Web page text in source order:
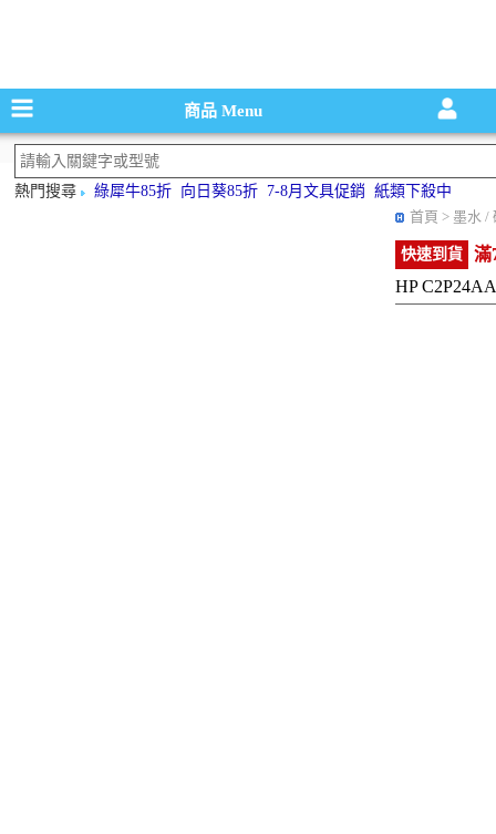
商品Menu
熱門搜尋 綠犀牛85折 向日葵85折 7-8月文具促銷
紙類下殺中
首頁 > 墨水 /
快速到貨
滿
HP